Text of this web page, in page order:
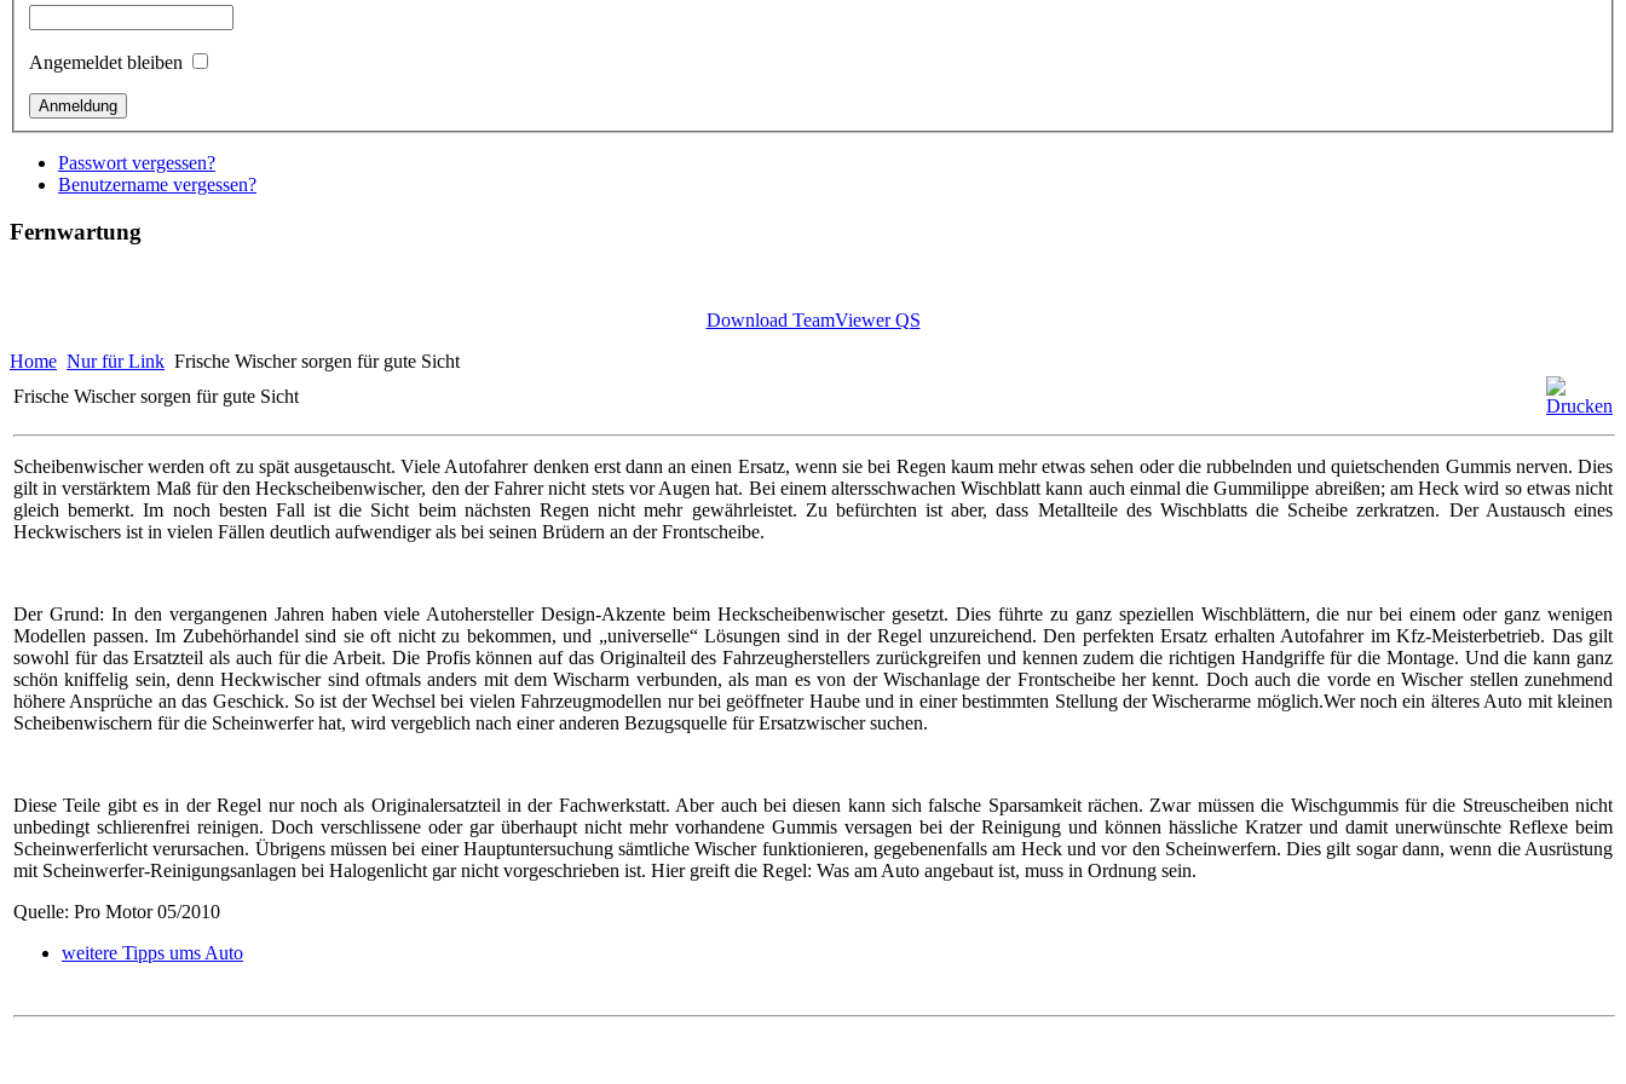
Angemeldet bleiben
Passwort vergessen?
Benutzername vergessen?
Fernwartung
Download TeamViewer QS
Home Nur für Link Frische Wischer sorgen für gute Sicht
Frische Wischer sorgen für gute Sicht
Scheibenwischer werden oft zu spät ausgetauscht. Viele Autofahrer denken erst dann an einen Ersatz, wenn sie bei Regen kaum mehr etwas sehen oder die rubbelnden und quietschenden Gummis nerven. Dies
gilt in verstärktem Maß für den Heckscheibenwischer, den der Fahrer nicht stets vor Augen hat. Bei einem altersschwachen Wischblatt kann auch einmal die Gummilippe abreißen; am Heck wird so etwas nicht
gleich bemerkt. Im noch besten Fall ist die Sicht beim nächsten Regen nicht mehr gewährleistet. Zu befürchten ist aber, dass Metallteile des Wischblatts die Scheibe zerkratzen. Der Austausch eines
Heckwischers ist in vielen Fällen deutlich aufwendiger als bei seinen Brüdern an der Frontscheibe.
Der Grund: In den vergangenen Jahren haben viele Autohersteller Design-Akzente beim Heckscheibenwischer gesetzt. Dies führte zu ganz speziellen Wischblättern, die nur bei einem oder ganz wenigen
Modellen passen. Im Zubehörhandel sind sie oft nicht zu bekommen, und „universelle“ Lösungen sind in der Regel unzureichend. Den perfekten Ersatz erhalten Autofahrer im Kfz-Meisterbetrieb. Das gilt
sowohl für das Ersatzteil als auch für die Arbeit. Die Profis können auf das Originalteil des Fahrzeugherstellers zurückgreifen und kennen zudem die richtigen Handgriffe für die Montage. Und die kann ganz
schön kniffelig sein, denn Heckwischer sind oftmals anders mit dem Wischarm verbunden, als man es von der Wischanlage der Frontscheibe her kennt. Doch auch die vorde en Wischer stellen zunehmend
höhere Ansprüche an das Geschick. So ist der Wechsel bei vielen Fahrzeugmodellen nur bei geöffneter Haube und in einer bestimmten Stellung der Wischerarme möglich.Wer noch ein älteres Auto mit kleinen
Scheibenwischern für die Scheinwerfer hat, wird vergeblich nach einer anderen Bezugsquelle für Ersatzwischer suchen.
Diese Teile gibt es in der Regel nur noch als Originalersatzteil in der Fachwerkstatt. Aber auch bei diesen kann sich falsche Sparsamkeit rächen. Zwar müssen die Wischgummis für die Streuscheiben nicht
unbedingt schlierenfrei reinigen. Doch verschlissene oder gar überhaupt nicht mehr vorhandene Gummis versagen bei der Reinigung und können hässliche Kratzer und damit unerwünschte Reflexe beim
Scheinwerferlicht verursachen. Übrigens müssen bei einer Hauptuntersuchung sämtliche Wischer funktionieren, gegebenenfalls am Heck und vor den Scheinwerfern. Dies gilt sogar dann, wenn die Ausrüstung
mit Scheinwerfer-Reinigungsanlagen bei Halogenlicht gar nicht vorgeschrieben ist. Hier greift die Regel: Was am Auto angebaut ist, muss in Ordnung sein.
Quelle: Pro Motor 05/2010
weitere Tipps ums Auto